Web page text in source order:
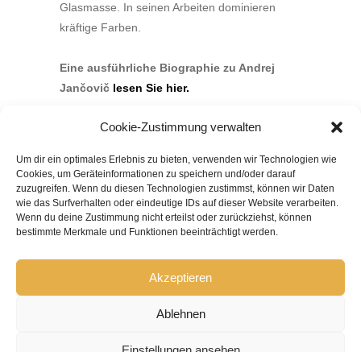
Cookie-Zustimmung verwalten
Um dir ein optimales Erlebnis zu bieten, verwenden wir Technologien wie
Cookies, um Geräteinformationen zu speichern und/oder darauf
zuzugreifen. Wenn du diesen Technologien zustimmst, können wir Daten
wie das Surfverhalten oder eindeutige IDs auf dieser Website verarbeiten.
Wenn du deine Zustimmung nicht erteilst oder zurückziehst, können
bestimmte Merkmale und Funktionen beeinträchtigt werden.
Akzeptieren
Ablehnen
Glasmasse. In seinen Arbeiten dominieren
kräftige Farben.
Eine ausführliche Biographie zu Andrej
Jančovič lesen Sie hier.
OBJEKTE VON ANDREJ JANČOVIČ IN
AGB|IMPRESSUM|DATENSCHUTZ